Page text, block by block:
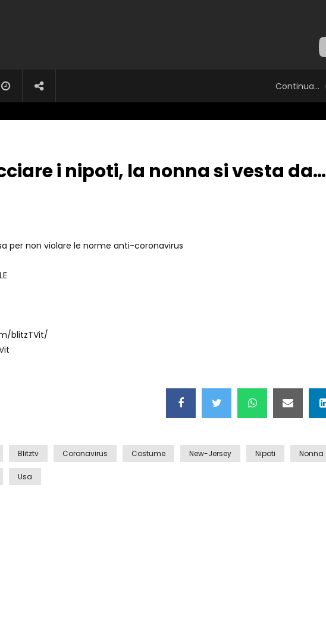
Continua...
i nipoti, la nonna si vesta da…
per non violare le norme anti-coronavirus
blitzTVit/
Blitztv Coronavirus Costume New-Jersey Nipoti Nonna
Usa